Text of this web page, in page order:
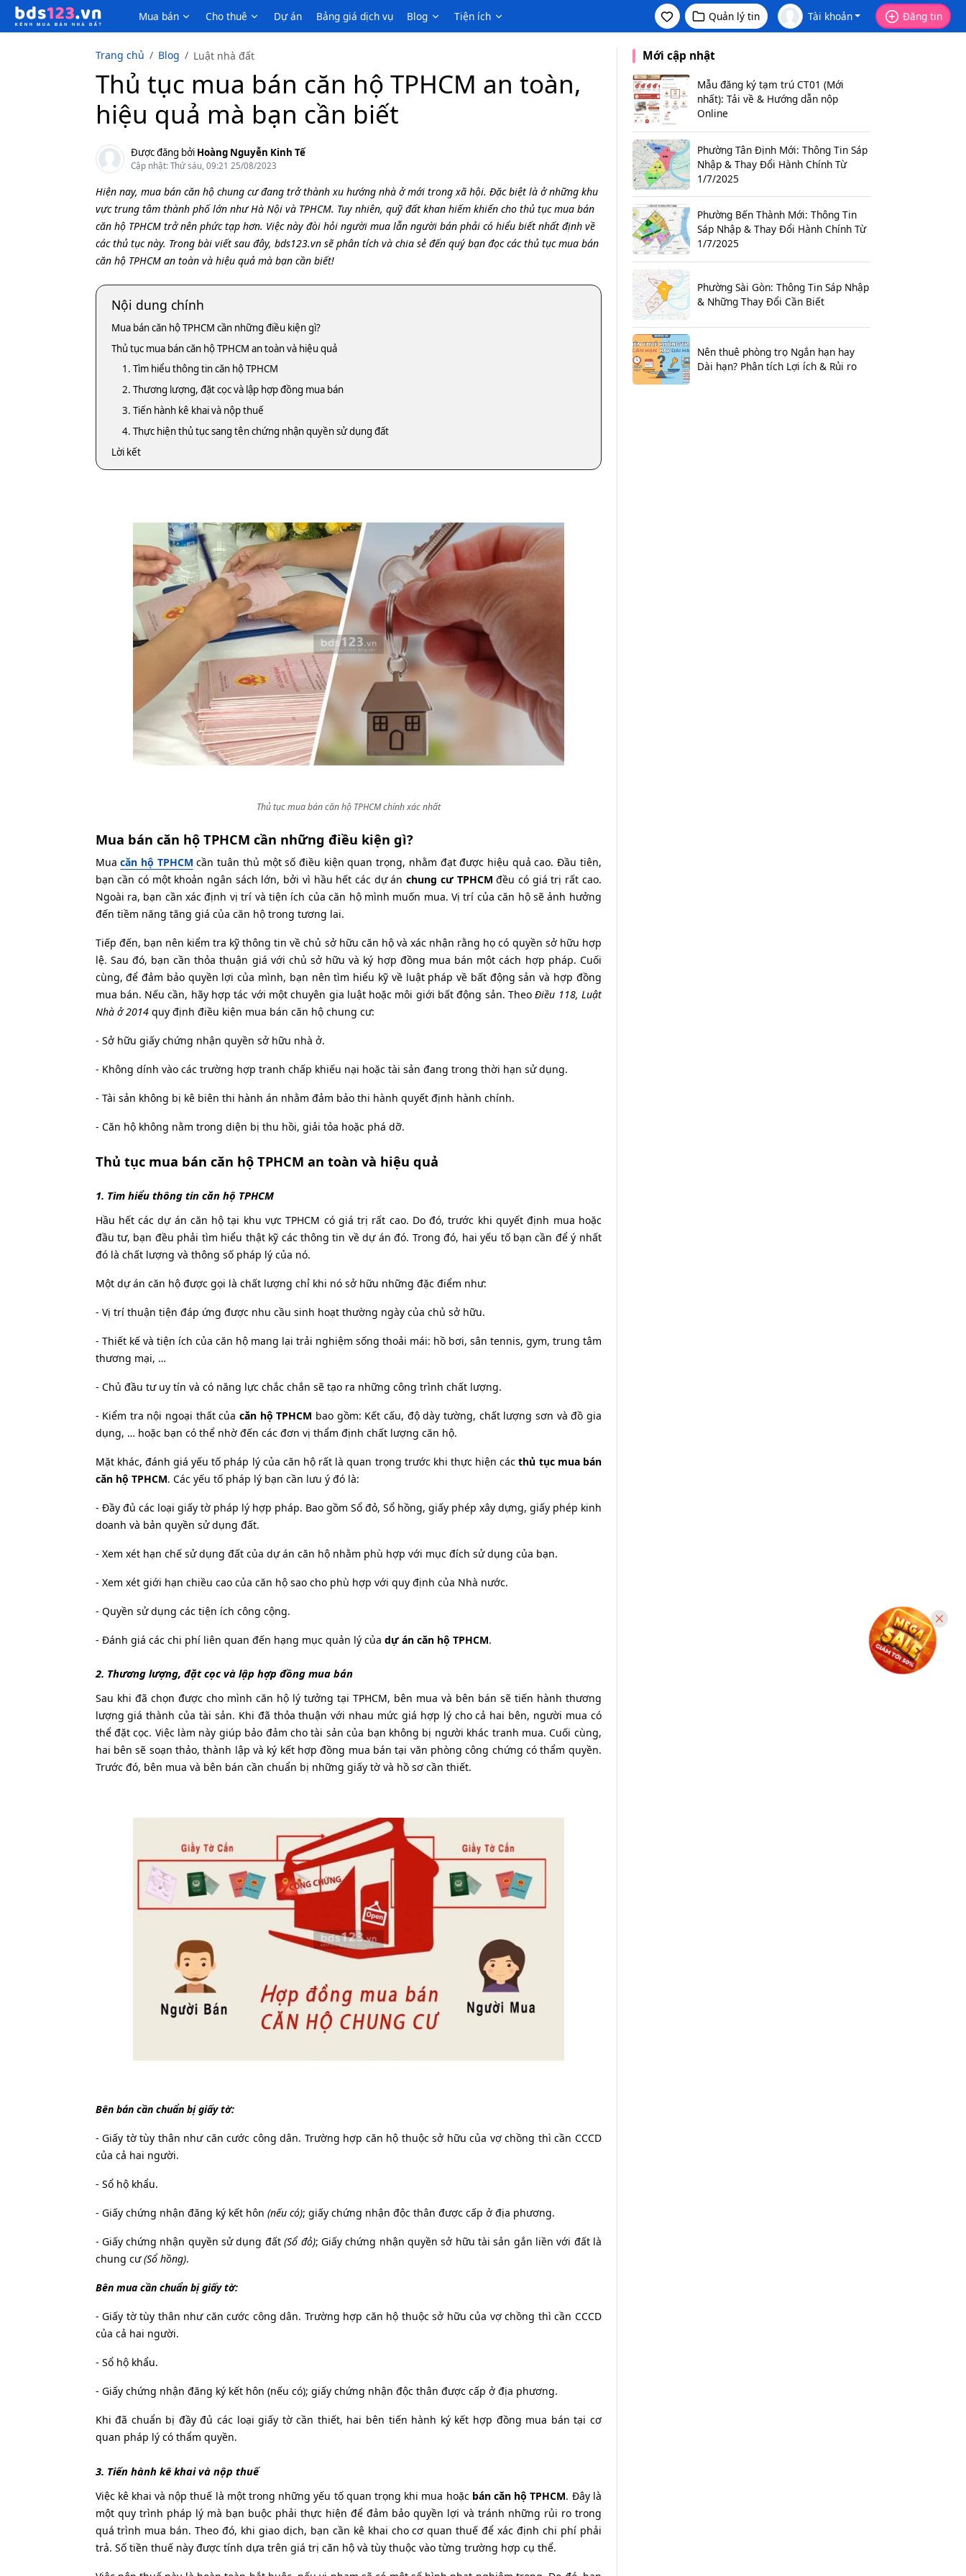
Mua bán Cho thuê Dự án Bảng giá dịch vụ Blog Tiện ích Quản lý tin Tài khoản Đăng tin
Trang chủ Blog Luật nhà đất
Thủ tục mua bán căn hộ TPHCM an toàn,
hiệu quả mà bạn cần biết
Được đăng bởi Hoàng Nguyễn Kinh Tế
Cập nhật: Thứ sáu, 09:21 25/08/2023
Hiện nay, mua bán căn hộ chung cư đang trở thành xu hướng nhà ở mới trong xã hội. Đặc biệt là ở những khu
vực trung tâm thành phố lớn như Hà Nội và TPHCM. Tuy nhiên, quỹ đất khan hiếm khiến cho thủ tục mua bán
căn hộ TPHCM trở nên phức tạp hơn. Việc này đòi hỏi người mua lẫn người bán phải có hiểu biết nhất định về
các thủ tục này. Trong bài viết sau đây, bds123.vn sẽ phân tích và chia sẻ đến quý bạn đọc các thủ tục mua bán
căn hộ TPHCM an toàn và hiệu quả mà bạn cần biết!
Nội dung chính
Mua bán căn hộ TPHCM cần những điều kiện gì?
Thủ tục mua bán căn hộ TPHCM an toàn và hiệu quả
1. Tìm hiểu thông tin căn hộ TPHCM
2. Thương lượng, đặt cọc và lập hợp đồng mua bán
3. Tiến hành kê khai và nộp thuế
4. Thực hiện thủ tục sang tên chứng nhận quyền sử dụng đất
Lời kết
Thủ tục mua bán căn hộ TPHCM chính xác nhất
Mua bán căn hộ TPHCM cần những điều kiện gì?
Muacăn hộ TPHCM cần tuân thủ một số điều kiện quan trọng, nhằm đạt được hiệu quả cao. Đầu tiên,
bạn cần có một khoản ngân sách lớn, bởi vì hầu hết các dự ánchung cư TPHCM đều có giá trị rất cao.
Ngoài ra, bạn cần xác định vị trí và tiện ích của căn hộ mình muốn mua. Vị trí của căn hộ sẽ ảnh hưởng
đến tiềm năng tăng giá của căn hộ trong tương lai.
Tiếp đến, bạn nên kiểm tra kỹ thông tin về chủ sở hữu căn hộ và xác nhận rằng họ có quyền sở hữu hợp
lệ. Sau đó, bạn cần thỏa thuận giá với chủ sở hữu và ký hợp đồng mua bán một cách hợp pháp. Cuối
cùng, để đảm bảo quyền lợi của mình, bạn nên tìm hiểu kỹ về luật pháp về bất động sản và hợp đồng
mua bán. Nếu cần, hãy hợp tác với một chuyên gia luật hoặc môi giới bất động sản. TheoĐiều 118, Luật
Nhà ở 2014quy định điều kiện mua bán căn hộ chung cư:
- Sở hữu giấy chứng nhận quyền sở hữu nhà ở.
- Không dính vào các trường hợp tranh chấp khiếu nại hoặc tài sản đang trong thời hạn sử dụng.
- Tài sản không bị kê biên thi hành án nhằm đảm bảo thi hành quyết định hành chính.
- Căn hộ không nằm trong diện bị thu hồi, giải tỏa hoặc phá dỡ.
Thủ tục mua bán căn hộ TPHCM an toàn và hiệu quả
1. Tìm hiểu thông tin căn hộ TPHCM
Hầu hết các dự án căn hộ tại khu vực TPHCM có giá trị rất cao. Do đó, trước khi quyết định mua hoặc
đầu tư, bạn đều phải tìm hiểu thật kỹ các thông tin về dự án đó. Trong đó, hai yếu tố bạn cần để ý nhất
đó là chất lượng và thông số pháp lý của nó.
Một dự án căn hộ được gọi là chất lượng chỉ khi nó sở hữu những đặc điểm như:
- Vị trí thuận tiện đáp ứng được nhu cầu sinh hoạt thường ngày của chủ sở hữu.
- Thiết kế và tiện ích của căn hộ mang lại trải nghiệm sống thoải mái: hồ bơi, sân tennis, gym, trung tâm
thương mại, …
- Chủ đầu tư uy tín và có năng lực chắc chắn sẽ tạo ra những công trình chất lượng.
- Kiểm tra nội ngoại thất củacăn hộ TPHCM bao gồm: Kết cấu, độ dày tường, chất lượng sơn và đồ gia
dụng, … hoặc bạn có thể nhờ đến các đơn vị thẩm định chất lượng căn hộ.
Mặt khác, đánh giá yếu tố pháp lý của căn hộ rất là quan trọng trước khi thực hiện cácthủ tục mua bán
căn hộ TPHCM. Các yếu tố pháp lý bạn cần lưu ý đó là:
- Đầy đủ các loại giấy tờ pháp lý hợp pháp. Bao gồm Sổ đỏ, Sổ hồng, giấy phép xây dựng, giấy phép kinh
doanh và bản quyền sử dụng đất.
- Xem xét hạn chế sử dụng đất của dự án căn hộ nhằm phù hợp với mục đích sử dụng của bạn.
- Xem xét giới hạn chiều cao của căn hộ sao cho phù hợp với quy định của Nhà nước.
- Quyền sử dụng các tiện ích công cộng.
- Đánh giá các chi phí liên quan đến hạng mục quản lý của dự án căn hộ TPHCM.
2. Thương lượng, đặt cọc và lập hợp đồng mua bán
Sau khi đã chọn được cho mình căn hộ lý tưởng tại TPHCM, bên mua và bên bán sẽ tiến hành thương
lượng giá thành của tài sản. Khi đã thỏa thuận với nhau mức giá hợp lý cho cả hai bên, người mua có
thể đặt cọc. Việc làm này giúp bảo đảm cho tài sản của bạn không bị người khác tranh mua. Cuối cùng,
hai bên sẽ soạn thảo, thành lập và ký kết hợp đồng mua bán tại văn phòng công chứng có thẩm quyền.
Trước đó, bên mua và bên bán cần chuẩn bị những giấy tờ và hồ sơ cần thiết.
Bên bán cần chuẩn bị giấy tờ:
- Giấy tờ tùy thân như căn cước công dân. Trường hợp căn hộ thuộc sở hữu của vợ chồng thì cần CCCD
của cả hai người.
- Sổ hộ khẩu.
- Giấy chứng nhận đăng ký kết hôn (nếu có); giấy chứng nhận độc thân được cấp ở địa phương.
- Giấy chứng nhận quyền sử dụng đất(Sổ đỏ); Giấy chứng nhận quyền sở hữu tài sản gắn liền với đất là
chung cư(Sổ hồng).
Bên mua cần chuẩn bị giấy tờ:
- Giấy tờ tùy thân như căn cước công dân. Trường hợp căn hộ thuộc sở hữu của vợ chồng thì cần CCCD
của cả hai người.
- Sổ hộ khẩu.
- Giấy chứng nhận đăng ký kết hôn (nếu có); giấy chứng nhận độc thân được cấp ở địa phương.
Khi đã chuẩn bị đầy đủ các loại giấy tờ cần thiết, hai bên tiến hành ký kết hợp đồng mua bán tại cơ
quan pháp lý có thẩm quyền.
3. Tiến hành kê khai và nộp thuế
Việc kê khai và nộp thuế là một trong những yếu tố quan trọng khi mua hoặc bán căn hộ TPHCM. Đây là
một quy trình pháp lý mà bạn buộc phải thực hiện để đảm bảo quyền lợi và tránh những rủi ro trong
quá trình mua bán. Theo đó, khi giao dịch, bạn cần kê khai cho cơ quan thuế để xác định chi phí phải
trả. Số tiền thuế này được tính dựa trên giá trị căn hộ và tùy thuộc vào từng trường hợp cụ thể.
Mới cập nhật
Mẫu đăng ký tạm trú CT01 (Mới
nhất): Tải về & Hướng dẫn nộp
Online
Phường Tân Định Mới: Thông Tin Sáp
Nhập & Thay Đổi Hành Chính Từ
1/7/2025
Phường Bến Thành Mới: Thông Tin
Sáp Nhập & Thay Đổi Hành Chính Từ
1/7/2025
Phường Sài Gòn: Thông Tin Sáp Nhập
& Những Thay Đổi Cần Biết
Nên thuê phòng trọ Ngắn hạn hay
Dài hạn? Phân tích Lợi ích & Rủi ro